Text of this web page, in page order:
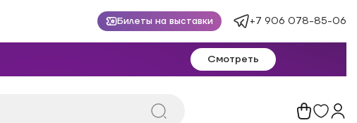
Билеты на выставки +7 906 078-85-06
Смотреть